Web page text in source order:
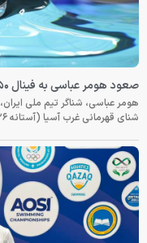
صعود هومر عباسی به فینال ۵۰ متر کرال پشت مسابقات غرب آسیا
شنای قهرمانی غرب آسیا (آستانه ۲۰۲۶) با ثبت زمان ۲۵.۶۷ ثانیه در جایگاه نخست قرار